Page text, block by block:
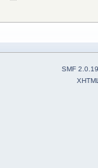
SMF 2.0.19